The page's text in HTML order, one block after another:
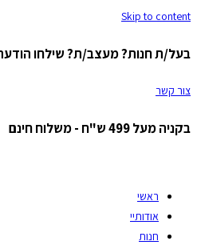
Skip to content
בעל/ת חנות? מעצב/ת? שילחו הודעה
צור קשר
בקניה מעל 499 ש"ח - משלוח חינם
ראשי
אודותיי
חנות